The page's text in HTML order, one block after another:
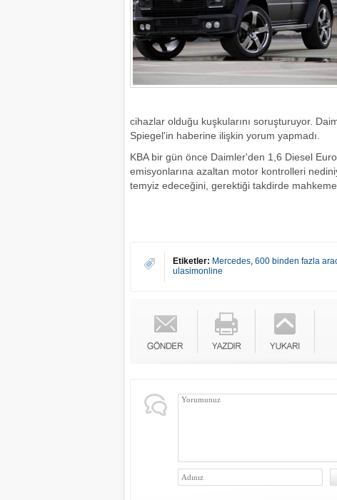
cihazlar olduğu kuşkularını soruşturuyor.
Spiegel'in haberine ilişkin yorum yapmadı.
KBA bir gün önce Daimler'den 1,6 Diesel
emisyonlarına azaltan motor kontrolleri
temyiz edeceğini, gerektiği takdirde
Etiketler: Mercedes, 600 binden fazla
ulasimonline